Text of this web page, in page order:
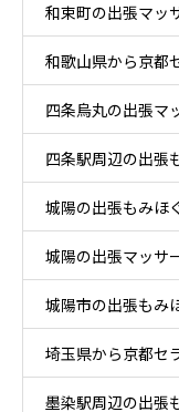
和束町の出張マッ
和歌山県から京都
四条烏丸の出張マ
四条駅周辺の出張
ア
城陽の出張もみほ
城陽の出張マッサ
城陽市の出張もみ
埼玉県から京都セ
墨染駅周辺の出張